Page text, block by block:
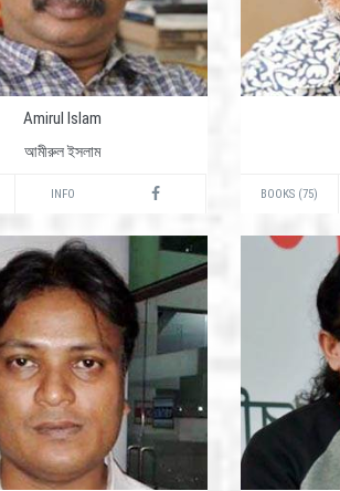
Amirul Islam
আমীরুল ইসলাম
INFO BOOKS (75)